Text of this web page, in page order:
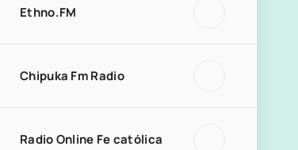
Ethno.FM
Chipuka Fm Radio
Radio Online Fe católica